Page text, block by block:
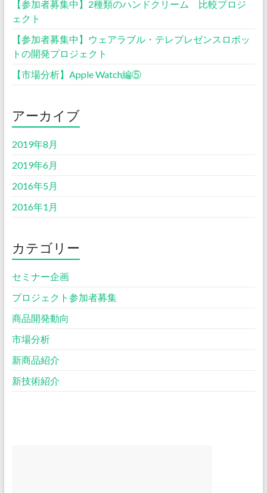
【参加者募集中】2種類のハンドクリーム 比較プロジ
ェクト
【参加者募集中】ウェアラブル・テレプレゼンスロボッ
トの開発プロジェクト
【市場分析】Apple Watch編⑤
アーカイブ
2019年8月
2019年6月
2016年5月
2016年1月
カテゴリー
セミナー企画
プロジェクト参加者募集
商品開発動向
市場分析
新商品紹介
新技術紹介